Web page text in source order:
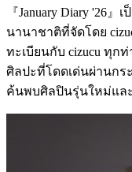
『January Diary '26
นานาชาติที่จัดโดย
ทะเบียนกับ cizucu ทุก
ศิลปะที่โดดเด่นผ่านก
ค้นพบศิลปินรุ่นใหม่แล